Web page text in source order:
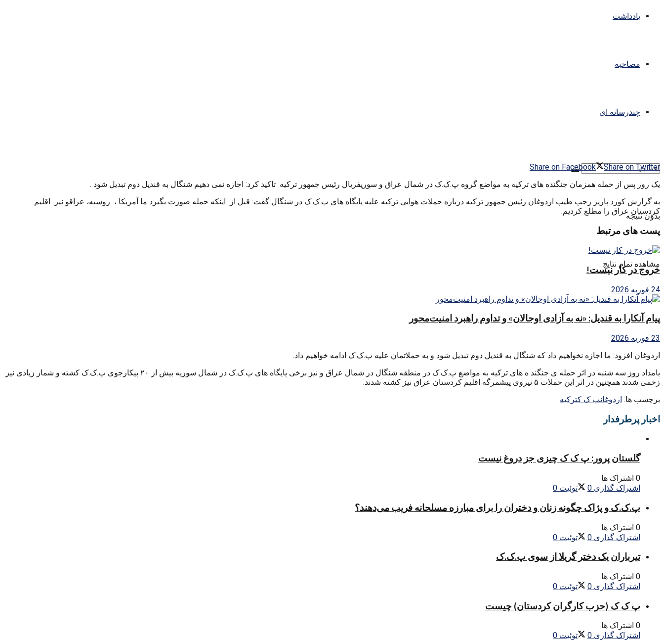
یادداشت
مصاحبه
چندرسانه ای
بدون نتیجه
مشاهده تمام نتایج
Share on Facebook
Share on Twitter
یک روز پس از حمله همزمان جنگنده های ترکیه به مواضع گروه پ.ک.ک در شمال عراق و سوریفریال رئیس جمهور ترکیه تاکید کرد: اجازه نمی دهیم شنگال به قندیل دوم تبدیل شود .
به گزارش کورد پاریز رجب طیب اردوغان رئیس جمهور ترکیه درباره حملات هوایی ترکیه علیه پایگاه های پ.ک.ک در شنگال گفت: قبل از اینکه حمله صورت بگیرد ما آمریکا ، روسیه، عراقو نیز اقلیم
کردستان عراق را مطلع کردیم.
پست های مرتبط
خروج در کار نیست!
24 فوریه 2026
پیام آنکارا به قندیل: «نه به آزادی اوجالان» و تداوم راهبرد امنیت‌محور
23 فوریه 2026
اردوغان افزود: ما اجازه نخواهیم داد که شنگال به قندیل دوم تبدیل شود و به حملاتمان علیه پ.ک.ک ادامه خواهیم داد.
بامداد روز سه شنبه در اثر حمله ی جنگند ه های ترکیه به مواضع پ.ک.ک در منطقه شنگال در شمال عراق و نیز برخی پایگاه های پ.ک.ک در شمال سوریه بیش از ۲۰ پیکارجوی پ.ک.ک کشته و شمار زیادی نیز
زخمی شدند همچنین در اثر این حملات ۵ نیروی پیشمرگه اقلیم کردستان عراق نیز کشته شدند.
برچسب ها: اردوغانپ ک کترکیه
اخبار پرطرفدار
گلستان پرور: پ ک ک چیزی جز دروغ نیست
0 اشتراک ها
اشتراک گذاری 0 توئیت 0
پ.ک.ک و پژاک چگونه زنان و دختران را برای مبارزه مسلحانه فریب می‌دهند؟
0 اشتراک ها
اشتراک گذاری 0 توئیت 0
تیرباران یک دختر گریلا از سوی پ.ک.ک
0 اشتراک ها
اشتراک گذاری 0 توئیت 0
پ ک ک (حزب کارگران کردستان) چیست
0 اشتراک ها
اشتراک گذاری 0 توئیت 0